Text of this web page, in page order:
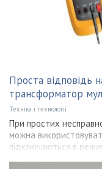
Проста відповідь
трансформатор
Техніка і технології
При простих
можна
підключаються в